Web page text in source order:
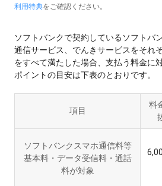
利用特典をご確認ください。
ソフトバンクで契約しているソフトバ
通信サービス、でんきサービスをそれ
をすべて満たした場合、支払う料金に
ポイントの目安は下表のとおりです。
項目
料
ソフトバンクスマホ通信料等
基本料・データ受信料・通話
料が対象